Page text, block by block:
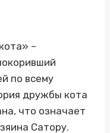
–
по всему
дружбы кота
что означает
Сатору.